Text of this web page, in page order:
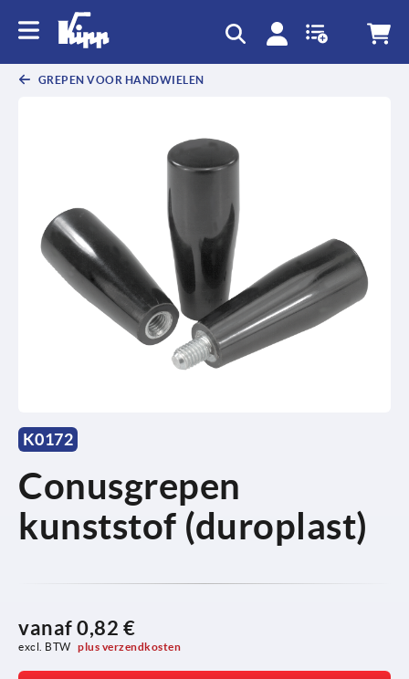
GREPEN VOOR HANDWIELEN
K0172
Conusgrepen
kunststof (duroplast)
vanaf 0,82 €
excl. BTW plus verzendkosten